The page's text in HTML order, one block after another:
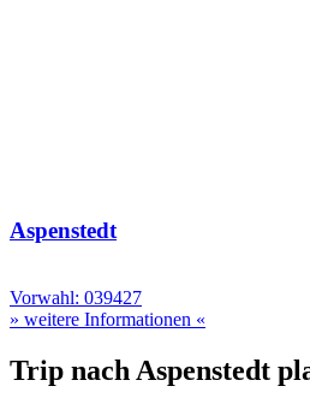
Aspenstedt
Vorwahl: 039427
» weitere Informationen «
Trip nach Aspenstedt